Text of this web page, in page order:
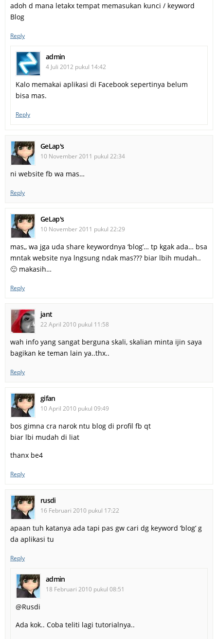
adoh d mana letakx tempat memasukan kunci / keyword
Blog
Reply
admin
4 Juli 2012 pukul 14:42
Kalo memakai aplikasi di Facebook sepertinya belum
bisa mas.
Reply
GeLap's
10 November 2011 pukul 22:34
ni website fb wa mas…
Reply
GeLap's
10 November 2011 pukul 22:29
mas,, wa jga uda share keywordnya ‘blog’… tp kgak ada… bsa
mntak website nya lngsung ndak mas??? biar lbih mudah..
🙂 makasih…
Reply
jant
22 April 2010 pukul 11:58
wah info yang sangat berguna skali, skalian minta ijin saya
bagikan ke teman lain ya..thx..
Reply
gifan
10 April 2010 pukul 09:49
bos gimna cra narok ntu blog di profil fb qt
biar lbi mudah di liat
thanx be4
Reply
rusdi
16 Februari 2010 pukul 17:22
apaan tuh katanya ada tapi pas gw cari dg keyword ‘blog’ g
da aplikasi tu
Reply
admin
18 Februari 2010 pukul 08:51
@Rusdi
Ada kok.. Coba teliti lagi tutorialnya..